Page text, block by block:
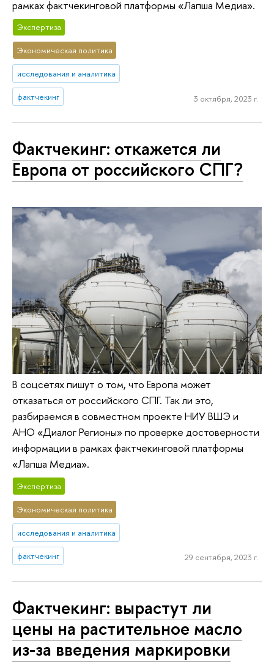
рамках фактчекинговой платформы «Лапша Медиа».
Экспертиза
Экономическая политика
исследования и аналитика
фактчекинг 3 октября, 2023 г.
Фактчекинг: откажется ли
Европа от российского СПГ?
В соцсетях пишут о том, что Европа может
отказаться от российского СПГ. Так ли это,
разбираемся в совместном проекте НИУ ВШЭ и
АНО «Диалог Регионы» по проверке достоверности
информации в рамках фактчекинговой платформы
«Лапша Медиа».
Экспертиза
Экономическая политика
исследования и аналитика
фактчекинг 29 сентября, 2023 г.
Фактчекинг: вырастут ли
цены на растительное масло
из-за введения маркировки